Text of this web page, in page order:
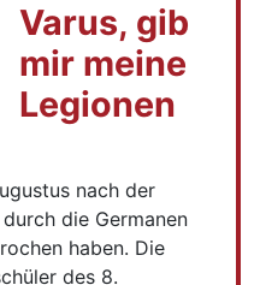
Varus, gib
mir meine
Legionen
nach der
die Germanen
haben. Die
des 8.